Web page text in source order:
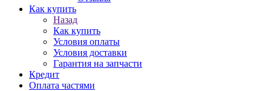
Как купить
Назад
Как купить
Условия оплаты
Условия доставки
Гарантия на запчасти
Кредит
Оплата частями